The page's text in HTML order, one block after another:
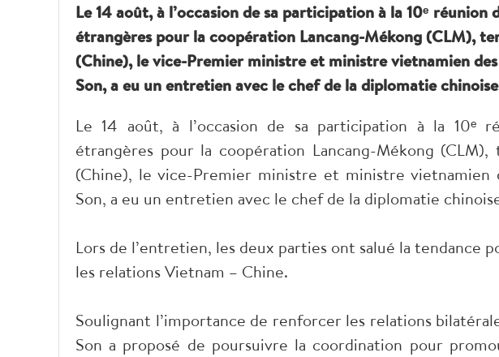
Le 14 août, à l’occasion de sa participation à la 10ᵉ réunion
étrangères pour la coopération Lancang-Mékong (CLM),
(Chine), le vice-Premier ministre et ministre vietnamien
Son, a eu un entretien avec le chef de la diplomatie
Le 14 août, à l’occasion de sa participation à la 10ᵉ
étrangères pour la coopération Lancang-Mékong
(Chine), le vice-Premier ministre et ministre vietnamien
Son, a eu un entretien avec le chef de la diplomatie
Lors de l’entretien, les deux parties ont salué la tendance
les relations Vietnam – Chine.
Soulignant l’importance de renforcer les relations
Son a proposé de poursuivre la coordination pour